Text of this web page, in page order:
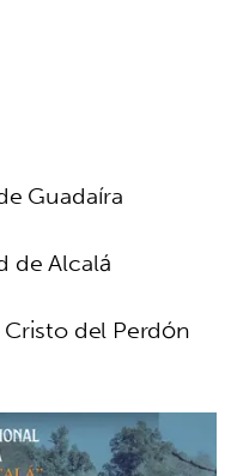
Guadaíra
de Alcalá
del Perdón